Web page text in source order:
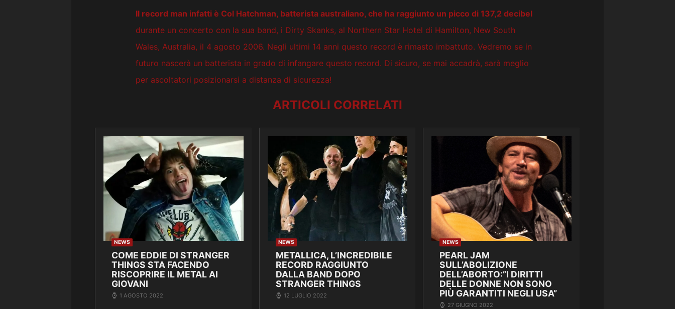
Il record man infatti è Col Hatchman, batterista australiano, che ha raggiunto un picco di 137,2 decibel
durante un concerto con la sua band, i Dirty Skanks, al Northern Star Hotel di Hamilton, New South
Wales, Australia, il 4 agosto 2006. Negli ultimi 14 anni questo record è rimasto imbattuto. Vedremo se in
futuro nascerà un batterista in grado di infangare questo record. Di sicuro, se mai accadrà, sarà meglio
per ascoltatori posizionarsi a distanza di sicurezza!
ARTICOLI CORRELATI
NEWS
COME EDDIE DI STRANGER
THINGS STA FACENDO
RISCOPRIRE IL METAL AI
GIOVANI
1 AGOSTO 2022
NEWS
METALLICA, L’INCREDIBILE
RECORD RAGGIUNTO
DALLA BAND DOPO
STRANGER THINGS
12 LUGLIO 2022
NEWS
PEARL JAM
SULL’ABOLIZIONE
DELL’ABORTO:”I DIRITTI
DELLE DONNE NON SONO
PIÙ GARANTITI NEGLI USA”
27 GIUGNO 2022